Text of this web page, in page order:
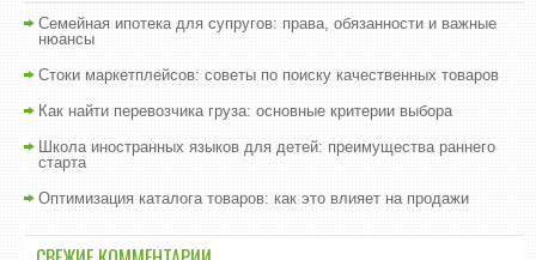
Семейная ипотека для супругов: права, обязанности и важные
нюансы
Стоки маркетплейсов: советы по поиску качественных товаров
Как найти перевозчика груза: основные критерии выбора
Школа иностранных языков для детей: преимущества раннего
старта
Оптимизация каталога товаров: как это влияет на продажи